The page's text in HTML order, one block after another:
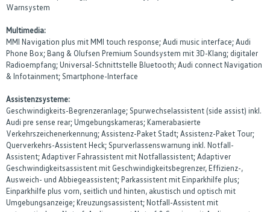
Warnsystem
Multimedia:
MMI Navigation plus mit MMI touch response; Audi music interface; Audi
Phone Box; Bang & Olufsen Premium Soundsystem mit 3D-Klang; digitaler
Radioempfang; Universal-Schnittstelle Bluetooth; Audi connect Navigation
& Infotainment; Smartphone-Interface
Assistenzsysteme:
Geschwindigkeits-Begrenzeranlage; Spurwechselassistent (side assist) inkl.
Audi pre sense rear; Umgebungskameras; Kamerabasierte
Verkehrszeichenerkennung; Assistenz-Paket Stadt; Assistenz-Paket Tour;
Querverkehrs-Assistent Heck; Spurverlassenswarnung inkl. Notfall-
Assistent; Adaptiver Fahrassistent mit Notfallassistent; Adaptiver
Geschwindigkeitsassistent mit Geschwindigkeitsbegrenzer, Effizienz-,
Ausweich- und Abbiegeassistent; Parkassistent mit Einparkhilfe plus;
Einparkhilfe plus vorn, seitlich und hinten, akustisch und optisch mit
Umgebungsanzeige; Kreuzungsassistent; Notfall-Assistent mit